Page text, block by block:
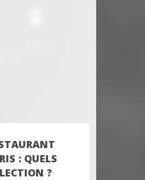
: QUELS
?